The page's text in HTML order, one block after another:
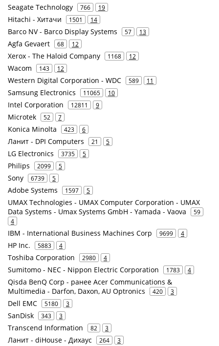
Seagate Technology 766 19
Hitachi - Хитачи 1501 14
Barco NV - Barco Display Systems 57 13
Agfa Gevaert 68 12
Xerox - The Haloid Company 1168 12
Wacom 143 12
Western Digital Corporation - WDC 589 11
Samsung Electronics 11065 10
Intel Corporation 12811 9
Microtek 52 7
Konica Minolta 423 6
Ланит - DPI Computers 21 5
LG Electronics 3735 5
Philips 2099 5
Sony 6739 5
Adobe Systems 1597 5
UMAX Technologies - UMAX Computer Corporation - UMAX
Data Systems - Umax Systems GmbH - Yamada - Vaova
59
4
IBM - International Business Machines Corp 9699 4
HP Inc. 5883 4
Toshiba Corporation 2980 4
Sumitomo - NEC - Nippon Electric Corporation 1783 4
Qisda BenQ Corp - ранее Acer Communications &
Multimedia - Darfon, Daxon, AU Optronics
420 3
Dell EMC 5180 3
SanDisk 343 3
Transcend Information 82 3
Ланит - diHouse - Дихаус 264 3